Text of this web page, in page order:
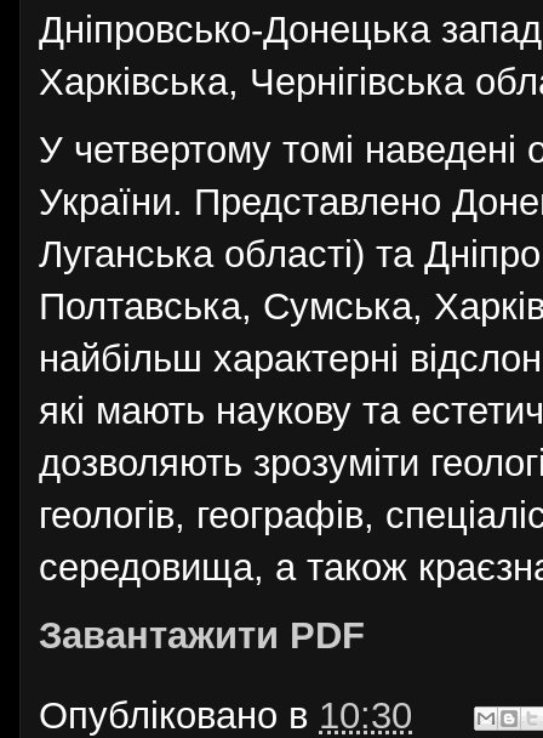
Дніпровсько-Донецька
Харківська, Чернігівська
У четвертому томі наведені
України. Представлено
Луганська області) та
Полтавська, Сумська,
найбільш характерні
які мають наукову та
дозволяють зрозуміти
геологів, географів,
середовища, а також
Завантажити PDF
Опубліковано в 10:30